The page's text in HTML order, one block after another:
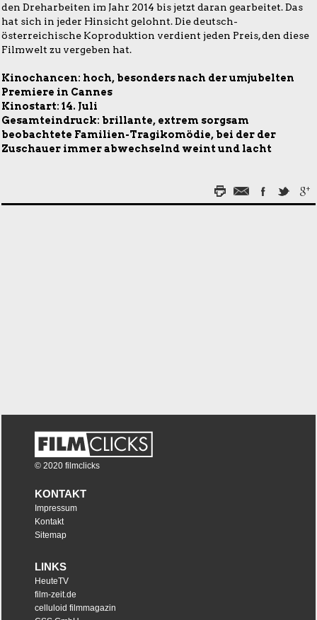
den Dreharbeiten im Jahr 2014 bis jetzt daran gearbeitet. Das
hat sich in jeder Hinsicht gelohnt. Die deutsch-
österreichische Koproduktion verdient jeden Preis, den diese
Filmwelt zu vergeben hat.
Kinochancen: hoch, besonders nach der umjubelten
Premiere in Cannes
Kinostart: 14. Juli
Gesamteindruck: brillante, extrem sorgsam
beobachtete Familien-Tragikomödie, bei der der
Zuschauer immer abwechselnd weint und lacht
© 2020 filmclicks
KONTAKT
Impressum
Kontakt
Sitemap
LINKS
HeuteTV
film-zeit.de
celluloid filmmagazin